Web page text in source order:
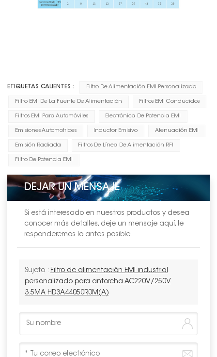
ETIQUETAS CALIENTES : Filtro De Alimentación EMI Personalizado
Filtro EMI De La Fuente De Alimentación Filtros EMI Conducidos
Filtros EMI Para Automóviles Electrónica De Potencia EMI
Emisiones Automotrices Inductor Emisivo Atenuación EMI
Emisión Radiada Filtros De Línea De Alimentación RFI
Filtro De Potencia EMI
DEJAR UN MENSAJE
Si está interesado en nuestros productos y desea
conocer más detalles, deje un mensaje aquí, le
responderemos lo antes posible.
Sujeto : Filtro de alimentación EMI industrial
personalizado para antorcha AC220V/250V
3.5MA HD3A44050R0M(A)